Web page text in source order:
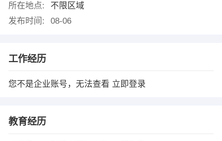
所在地点:
不限区域
发布时间:
08-06
工作经历
您不是企业账号，无法查看 立即登录
教育经历